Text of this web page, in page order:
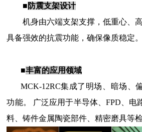
■ 防震支架设计
机身由六端支架支撑，低重心、高
具备强效的抗震功能，确保像质稳定。
■丰富的应用领域
MCK-12RC集成了明场、暗场、
功能。 广泛应用于半导体、FPD、电
料、铸件金属陶瓷部件、精密磨具等检